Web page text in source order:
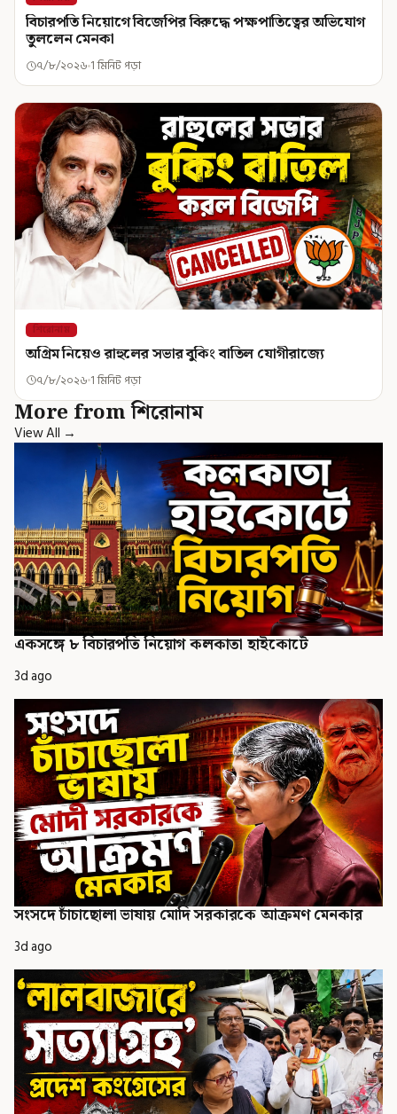
বিচারপতি নিয়োগে বিজেপির বিরুদ্ধে পক্ষপাতিত্বের অভিযোগ
তুললেন মেনকা
৭/৮/২০২৬ 1 মিনিট পড়া
শিরোনাম
অগ্রিম নিয়েও রাহুলের সভার বুকিং বাতিল যোগীরাজ্যে
৭/৮/২০২৬ 1 মিনিট পড়া
More from শিরোনাম
View All →
একসঙ্গে ৮ বিচারপতি নিয়োগ কলকাতা হাইকোর্টে
3d ago
সংসদে চাঁচাছোলা ভাষায় মোদি সরকারকে আক্রমণ মেনকার
3d ago